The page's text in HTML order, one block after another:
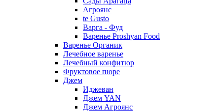
Агроянс
te Gusto
Варга - Фуд
Варенье Proshyan Food
Варенье Органик
Лечебное варенье
Лечебный конфитюр
Фруктовое пюре
Джем
Иджеван
Джем YAN
Джем Агроянс